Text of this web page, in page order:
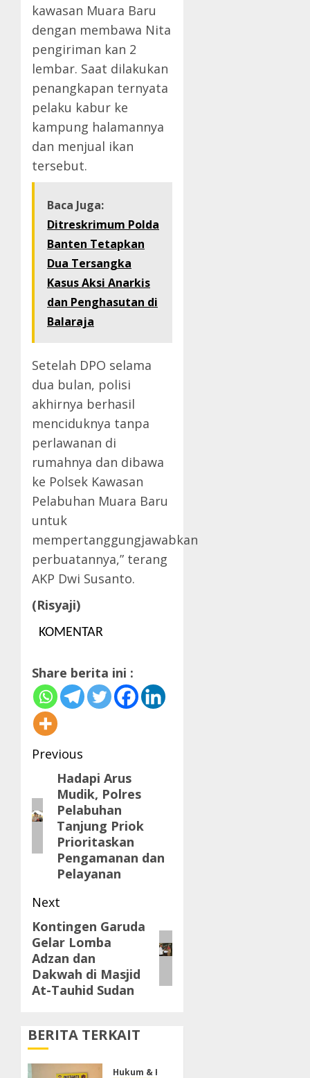
kawasan Muara Baru
dengan membawa Nita
pengiriman kan 2
lembar. Saat dilakukan
penangkapan ternyata
pelaku kabur ke
kampung halamannya
dan menjual ikan
tersebut.
Baca Juga:
Ditreskrimum Polda
Banten Tetapkan
Dua Tersangka
Kasus Aksi Anarkis
dan Penghasutan di
Balaraja
Setelah DPO selama
dua bulan, polisi
akhirnya berhasil
menciduknya tanpa
perlawanan di
rumahnya dan dibawa
ke Polsek Kawasan
Pelabuhan Muara Baru
untuk
mempertanggungjawabkan
perbuatannya,” terang
AKP Dwi Susanto.
(Risyaji)
KOMENTAR
Share berita ini :
Post
navigation
Previous
Previous
post:
Hadapi Arus
Mudik, Polres
Pelabuhan
Tanjung Priok
Prioritaskan
Pengamanan dan
Pelayanan
Next
Next
post:
Kontingen Garuda
Gelar Lomba
Adzan dan
Dakwah di Masjid
At-Tauhid Sudan
BERITA TERKAIT
Hukum & Kriminal